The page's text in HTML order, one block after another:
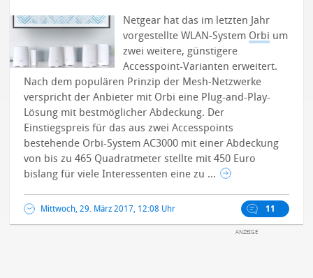
Netgear hat das im letzten Jahr
vorgestellte WLAN-System Orbi um
zwei weitere, günstigere
Accesspoint-Varianten erweitert.
Nach dem populären Prinzip der Mesh-Netzwerke
verspricht der Anbieter mit Orbi eine Plug-and-Play-
Lösung mit bestmöglicher Abdeckung. Der
Einstiegspreis für das aus zwei Accesspoints
bestehende Orbi-System AC3000 mit einer Abdeckung
von bis zu 465 Quadratmeter stellte mit 450 Euro
bislang für viele Interessenten eine zu ...
Mittwoch, 29. März 2017, 12:08 Uhr 11